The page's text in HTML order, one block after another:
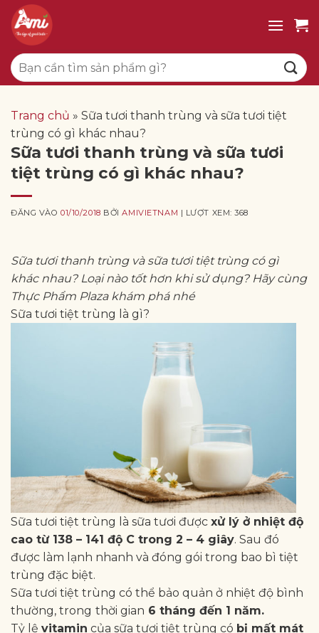
qua
dung
Tìm
kiếm:
Trang chủ » Sữa tươi thanh trùng và sữa tươi tiệt
trùng có gì khác nhau?
Sữa tươi thanh trùng và sữa tươi
tiệt trùng có gì khác nhau?
ĐĂNG VÀO01/10/2018 BỞIAMIVIETNAM | LƯỢT XEM: 368
Sữa tươi thanh trùng và sữa tươi tiệt trùng có gì
khác nhau? Loại nào tốt hơn khi sử dụng? Hãy cùng
Thực Phẩm Plaza khám phá nhé
Sữa tươi tiệt trùng là gì?
Sữa tươi tiệt trùng là sữa tươi được xử lý ở nhiệt độ
cao từ 138 – 141 độ C trong 2 – 4 giây. Sau đó
được làm lạnh nhanh và đóng gói trong bao bì tiệt
trùng đặc biệt.
Sữa tươi tiệt trùng có thể bảo quản ở nhiệt độ bình
thường, trong thời gian 6 tháng đến 1 năm.
Tỷ lệ vitamin của sữa tươi tiệt trùng có bị mất mát